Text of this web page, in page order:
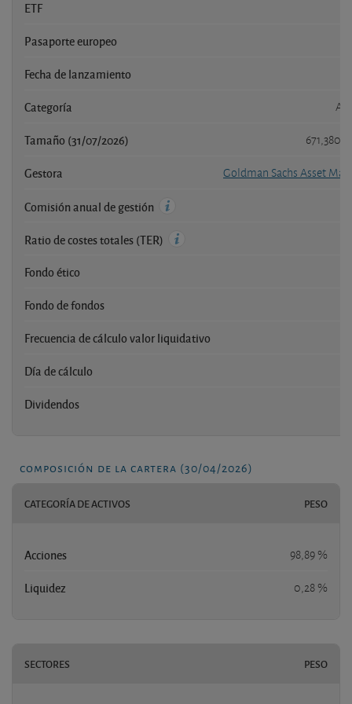
ETF
Pasaporte europeo
Fecha de lanzamiento
Categoría
Tamaño (31/07/2026) 671,380
Gestora Goldman Sachs Asset
Comisión anual de gestión
Ratio de costes totales (TER)
Fondo ético
Fondo de fondos
Frecuencia de cálculo valor liquidativo
Día de cálculo
Dividendos
composición de la cartera (30/04/2026)
CATEGORÍA DE ACTIVOS PESO
Acciones 98,89 %
Liquidez 0,28 %
SECTORES PESO